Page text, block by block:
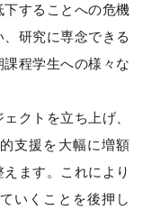
することへの危機
研究に専念できる
程学生への様々な
クトを立ち上げ、
支援を大幅に増額
ます。これにより
いくことを後押し